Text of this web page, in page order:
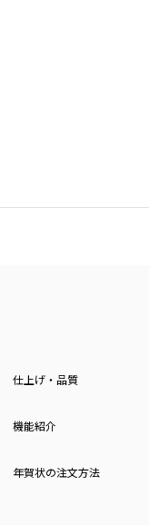
仕上げ・品質
機能紹介
年賀状の注文方法